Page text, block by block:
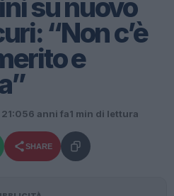
su nuovo
“Non c’è
e
6 anni fa1 min di lettura
SHARE